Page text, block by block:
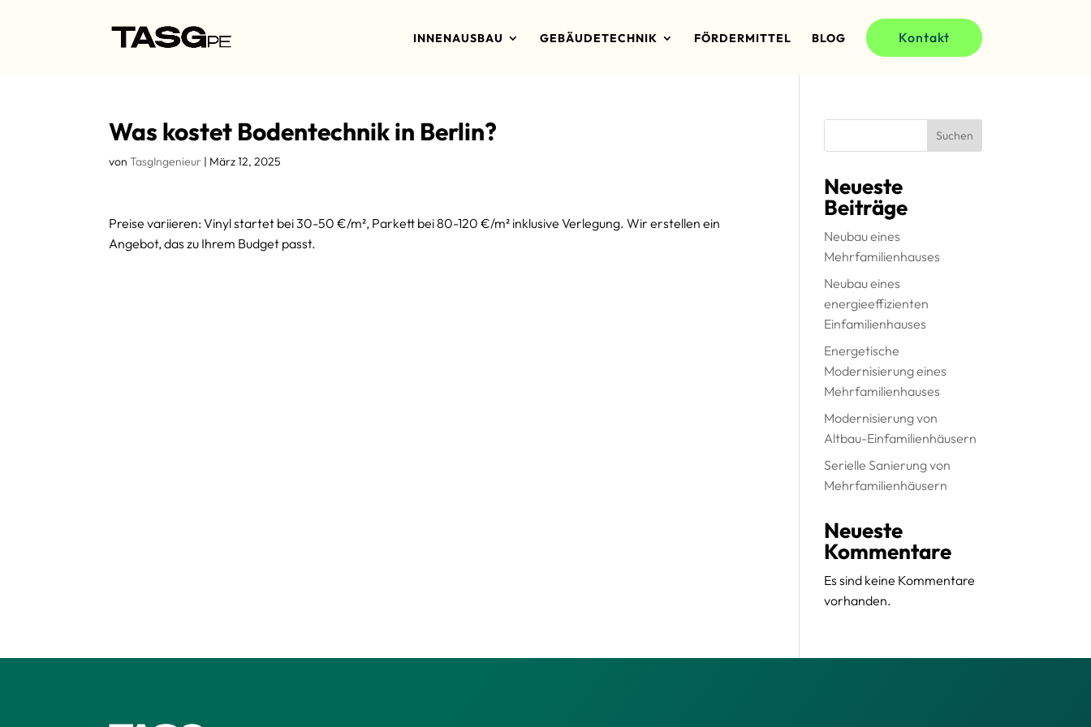
INNENAUSBAU GEBÄUDETECHNIK FÖRDERMITTEL BLOG Kontakt
Was kostet Bodentechnik in Berlin?
vonTasgIngenieur | März 12, 2025
Preise variieren: Vinyl startet bei 30-50 €/m², Parkett bei 80-120 €/m² inklusive Verlegung. Wir erstellen ein
Angebot, das zu Ihrem Budget passt.
Suchen
Neueste
Beiträge
Neubau eines
Mehrfamilienhauses
Neubau eines
energieeffizienten
Einfamilienhauses
Energetische
Modernisierung eines
Mehrfamilienhauses
Modernisierung von
Altbau-Einfamilienhäusern
Serielle Sanierung von
Mehrfamilienhäusern
Neueste
Kommentare
Es sind keine Kommentare
vorhanden.